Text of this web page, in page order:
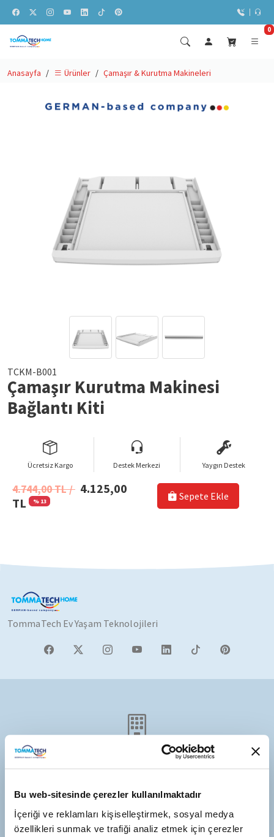
Bu web-sitesinde çerezler kullanılmaktadır
İçeriği ve reklamları kişiselleştirmek, sosyal medya
özellikleri sunmak ve trafiği analiz etmek için çerezler
0
Anasayfa Ürünler Çamaşır & Kurutma Makineleri
TCKM-B001
Çamaşır Kurutma Makinesi
Bağlantı Kiti
Ücretsiz Kargo Destek Merkezi Yaygın Destek
4.744,00 TL / 4.125,00
TL
% 13 Sepete Ekle
TommaTech Ev Yaşam Teknolojileri
Türkiye Adresi
Antalya/Türkiye